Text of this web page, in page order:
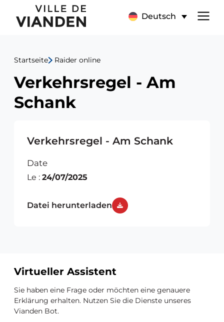
Verkehrsregel
Am
Schank
Deutsch
Hauptnavigationsmenü
Startseite Raider online
Verkehrsregel - Am
Schank
Verkehrsregel - Am Schank
Date
Le : 24/07/2025
Datei herunterladen
Zusätzliche
Ressourcen
Virtueller Assistent
Sie haben eine Frage oder möchten eine genauere
Erklärung erhalten. Nutzen Sie die Dienste unseres
Vianden Bot.